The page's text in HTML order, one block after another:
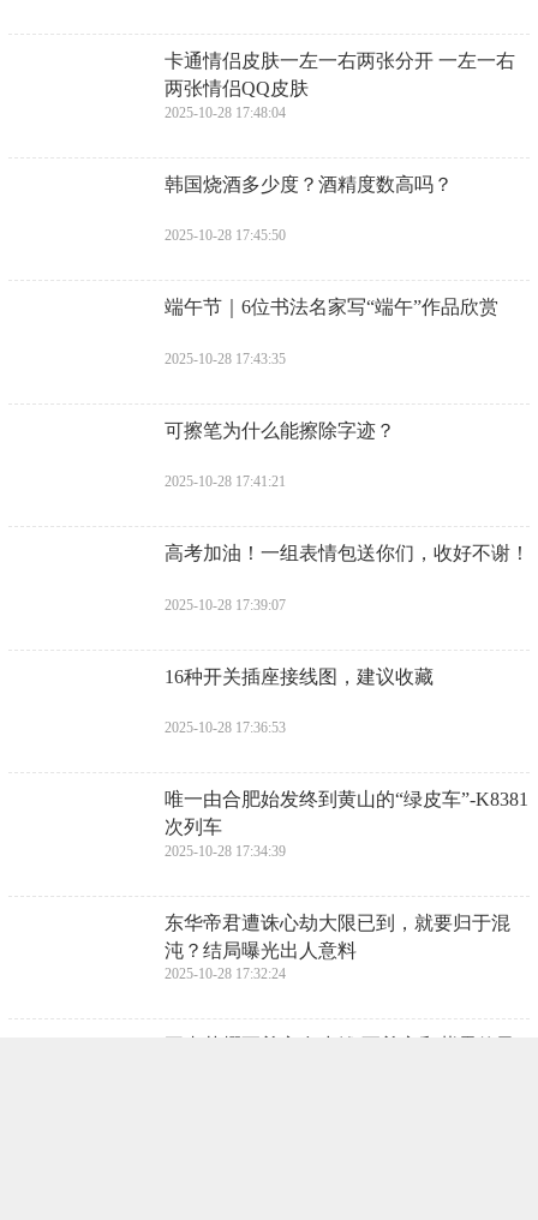
​卡通情侣皮肤一左一右两张分开 一左一右
两张情侣QQ皮肤
2025-10-28 17:48:04
​韩国烧酒多少度？酒精度数高吗？
2025-10-28 17:45:50
​端午节｜6位书法名家写“端午”作品欣赏
2025-10-28 17:43:35
​可擦笔为什么能擦除字迹？
2025-10-28 17:41:21
​高考加油！一组表情包送你们，收好不谢！
2025-10-28 17:39:07
​16种开关插座接线图，建议收藏
2025-10-28 17:36:53
​唯一由合肥始发终到黄山的“绿皮车”-K8381
次列车
2025-10-28 17:34:39
​东华帝君遭诛心劫大限已到，就要归于混
沌？结局曝光出人意料
2025-10-28 17:32:24
​王者荣耀至尊宝多少钱 至尊宝和紫霞仙子